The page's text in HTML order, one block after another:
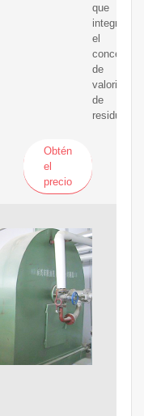
que
integra
el
concepto
de
de
residuos
Obtén
el
precio